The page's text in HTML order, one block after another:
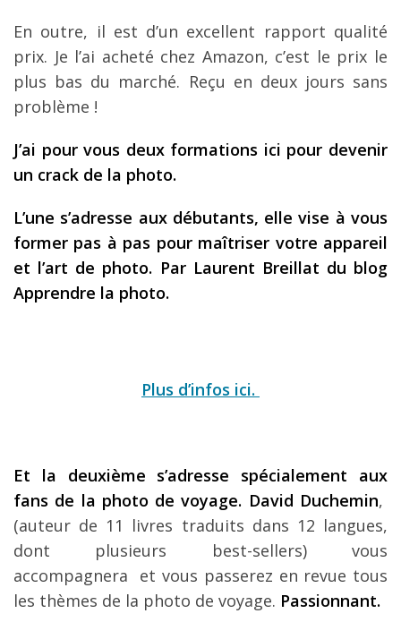
En outre, il est d’un excellent rapport qualité
prix. Je l’ai acheté chez Amazon, c’est le prix le
plus bas du marché. Reçu en deux jours sans
problème !
J’ai pour vous deux formations ici pour devenir
un crack de la photo.
L’une s’adresse aux débutants, elle vise à vous
former pas à pas pour maîtriser votre appareil
et l’art de photo. Par Laurent Breillat du blog
Apprendre la photo.
Plus d’infos ici.
Et la deuxième s’adresse spécialement aux
fans de la photo de voyage. David Duchemin,
(auteur de 11 livres traduits dans 12 langues,
dont plusieurs best-sellers) vous
accompagnera et vous passerez en revue tous
les thèmes de la photo de voyage. Passionnant.